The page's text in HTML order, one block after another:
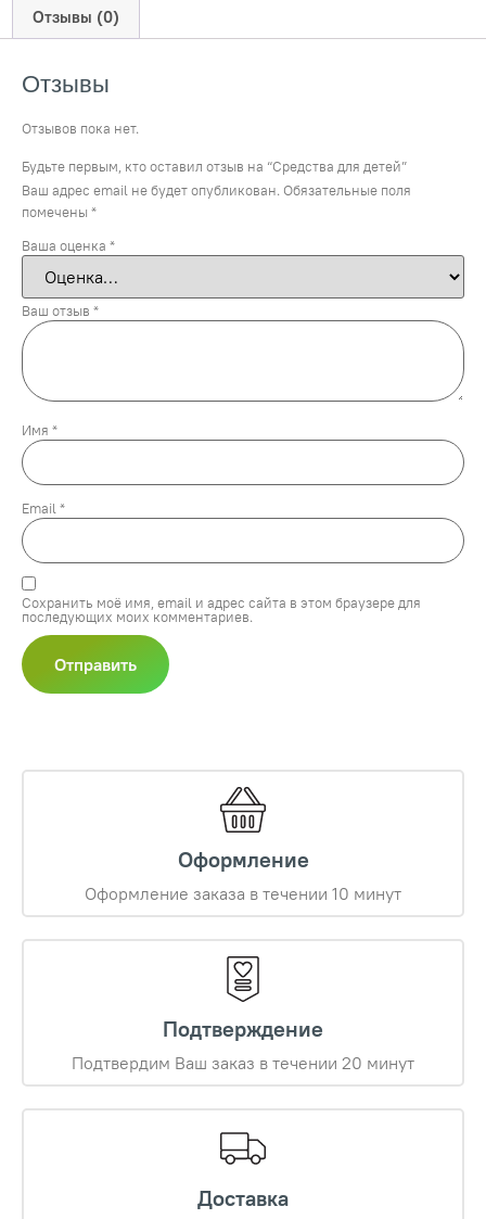
Отзывы (0)
Отзывы
Отзывов пока нет.
Будьте первым, кто оставил отзыв на “Средства для детей”
Ваш адрес email не будет опубликован. Обязательные поля
помечены *
Ваша оценка *
Ваш отзыв *
Имя *
Email *
Сохранить моё имя, email и адрес сайта в этом браузере для
последующих моих комментариев.
Оформление
Оформление заказа в течении 10 минут
Подтверждение
Подтвердим Ваш заказ в течении 20 минут
Доставка